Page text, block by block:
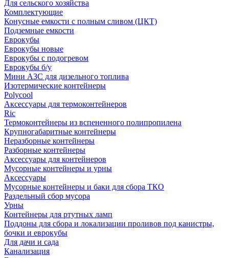
Для сельского хозяйства
Комплектующие
Конусные емкости с полным сливом (ЦКТ)
Подземные емкости
Еврокубы
Еврокубы новые
Еврокубы с подогревом
Еврокубы б/у
Мини АЗС для дизельного топлива
Изотермические контейнеры
Polycool
Аксессуары для термоконтейнеров
Ric
Термоконтейнеры из вспененного полипропилена
Крупногабаритные контейнеры
Неразборные контейнеры
Разборные контейнеры
Аксессуары для контейнеров
Мусорные контейнеры и урны
Аксессуары
Мусорные контейнеры и баки для сбора ТКО
Раздельный сбор мусора
Урны
Контейнеры для ртутных ламп
Поддоны для сбора и локализации проливов под канистры,
бочки и еврокубы
Для дачи и сада
Канализация